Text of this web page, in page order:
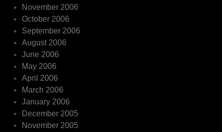
November 2006
October 2006
September 2006
August 2006
June 2006
May 2006
April 2006
March 2006
January 2006
December 2005
November 2005